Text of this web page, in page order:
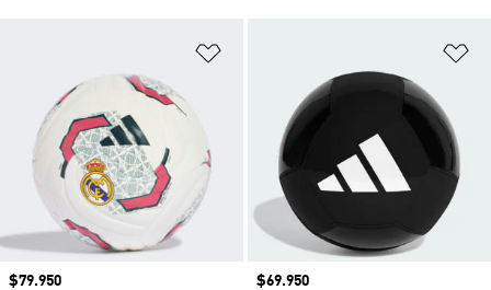
Precio
$79.950
Precio
$69.950